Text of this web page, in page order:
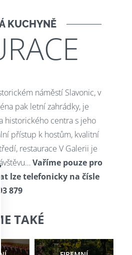
KUCHYNĚ
náměstí Slavonic, v
pak letní zahrádky, je
historického centra s jeho
přístup k hostům, kvalitní
restaurace V Galerii je
Vaříme pouze pro
lze telefonicky na čísle
879
TAKÉ